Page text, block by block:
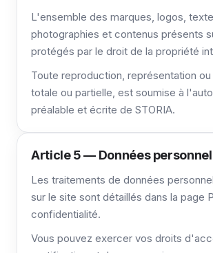
L'ensemble des marques, logos,
photographies et contenus présents
protégés par le droit de la propriété
Toute reproduction, représentation
totale ou partielle, est soumise à
préalable et écrite de STORIA.
Article 5 — Données
Les traitements de données
sur le site sont détaillés dans la page
confidentialité.
Vous pouvez exercer vos droits